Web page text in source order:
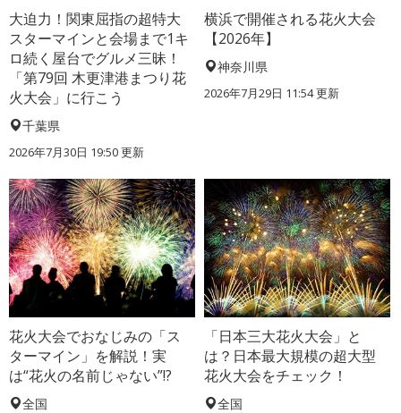
大迫力！関東屈指の超特大
スターマインと会場まで1キ
ロ続く屋台でグルメ三昧！
「第79回 木更津港まつり花
火大会」に行こう
千葉県
2026年7月30日 19:50 更新
横浜で開催される花火大会
【2026年】
神奈川県
2026年7月29日 11:54 更新
花火大会でおなじみの「ス
ターマイン」を解説！実
は“花火の名前じゃない”!?
全国
「日本三大花火大会」と
は？日本最大規模の超大型
花火大会をチェック！
全国